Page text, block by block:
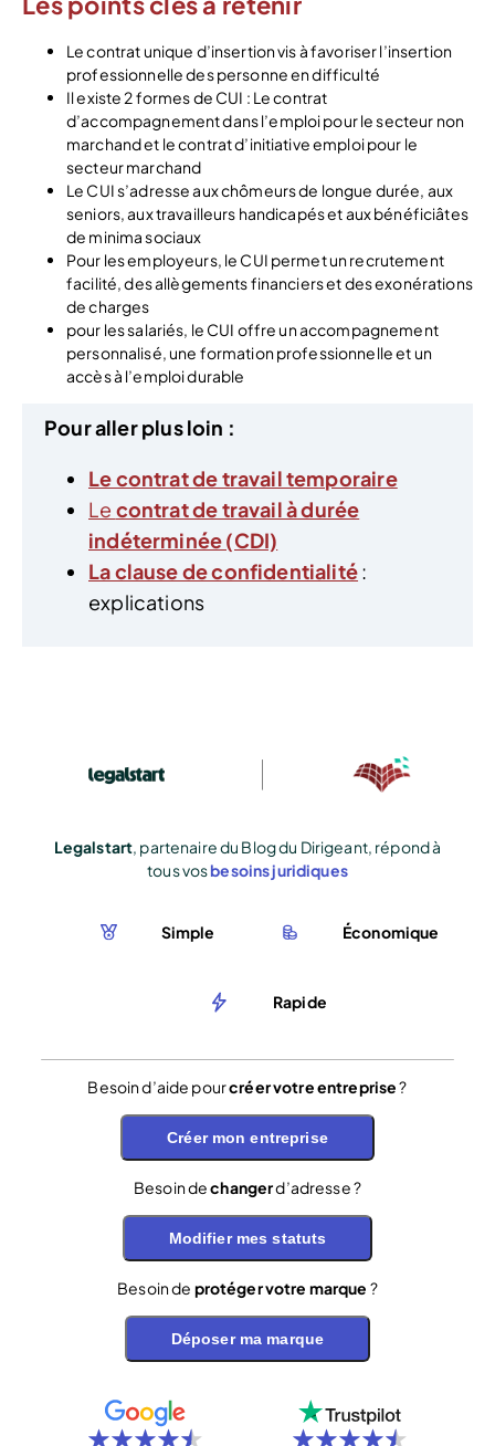
Le contrat unique d’insertion vis à favoriser l’insertion
professionnelle des personne en difficulté
Il existe 2 formes de CUI : Le contrat
d’accompagnement dans l’emploi pour le secteur non
marchand et le contrat d’initiative emploi pour le
secteur marchand
Le CUI s’adresse aux chômeurs de longue durée, aux
seniors, aux travailleurs handicapés et aux bénéficiâtes
de minima sociaux
Pour les employeurs, le CUI permet un recrutement
facilité, des allègements financiers et des exonérations
de charges
pour les salariés, le CUI offre un accompagnement
personnalisé, une formation professionnelle et un
accès à l’emploi durable
Pour aller plus loin :
Le contrat de travail temporaire
Le contrat de travail à durée
indéterminée (CDI)
La clause de confidentialité:
explications
Legalstart, partenaire du Blog du Dirigeant, répond à
tous vosbesoins juridiques
Simple Économique
Rapide
Besoin d’aide pourcréer votre entreprise?
Créer mon entreprise
Besoin dechangerd’adresse ?
Modifier mes statuts
Besoin de protéger votre marque ?
Déposer ma marque